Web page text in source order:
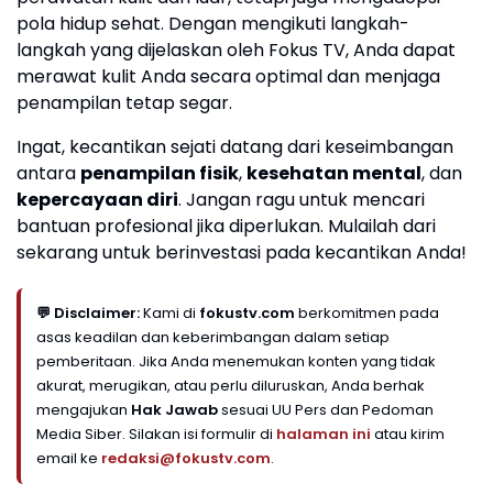
pola hidup sehat. Dengan mengikuti langkah-
langkah yang dijelaskan oleh Fokus TV, Anda dapat
merawat kulit Anda secara optimal dan menjaga
penampilan tetap segar.
Ingat, kecantikan sejati datang dari keseimbangan
antara penampilan fisik, kesehatan mental, dan
kepercayaan diri. Jangan ragu untuk mencari
bantuan profesional jika diperlukan. Mulailah dari
sekarang untuk berinvestasi pada kecantikan Anda!
💬 Disclaimer:Kami di fokustv.com berkomitmen pada
asas keadilan dan keberimbangan dalam setiap
pemberitaan. Jika Anda menemukan konten yang tidak
akurat, merugikan, atau perlu diluruskan, Anda berhak
mengajukan Hak Jawabsesuai UU Pers dan Pedoman
Media Siber. Silakan isi formulir di halaman ini atau kirim
email ke redaksi@fokustv.com.